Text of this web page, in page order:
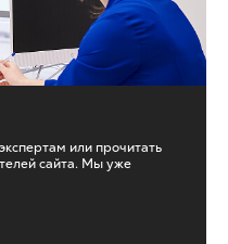
или прочитать
сайта. Мы уже